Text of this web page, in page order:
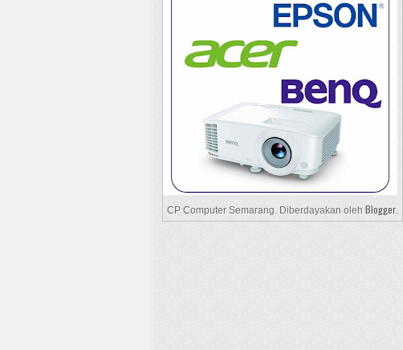
CP Computer Semarang. Diberdayakan oleh Blogger.